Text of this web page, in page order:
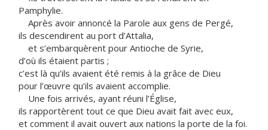
Pamphylie.
Après avoir annoncé la Parole aux gens de Pergé,
ils descendirent au port d’Attalia,
et s’embarquèrent pour Antioche de Syrie,
d’où ils étaient partis ;
c’est là qu’ils avaient été remis à la grâce de Dieu
pour l’œuvre qu’ils avaient accomplie.
Une fois arrivés, ayant réuni l’Église,
ils rapportèrent tout ce que Dieu avait fait avec eux,
et comment il avait ouvert aux nations la porte de la foi.